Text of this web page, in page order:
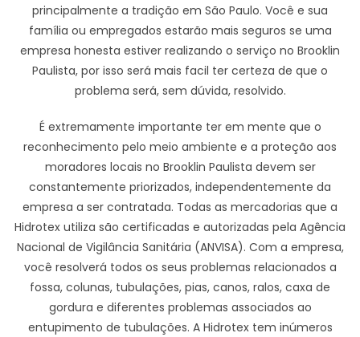
principalmente a tradição em São Paulo. Você e sua
família ou empregados estarão mais seguros se uma
empresa honesta estiver realizando o serviço no Brooklin
Paulista, por isso será mais facil ter certeza de que o
problema será, sem dúvida, resolvido.
É extremamente importante ter em mente que o
reconhecimento pelo meio ambiente e a proteção aos
moradores locais no Brooklin Paulista devem ser
constantemente priorizados, independentemente da
empresa a ser contratada. Todas as mercadorias que a
Hidrotex utiliza são certificadas e autorizadas pela Agência
Nacional de Vigilância Sanitária (ANVISA). Com a empresa,
você resolverá todos os seus problemas relacionados a
fossa, colunas, tubulações, pias, canos, ralos, caxa de
gordura e diferentes problemas associados ao
entupimento de tubulações. A Hidrotex tem inúmeros